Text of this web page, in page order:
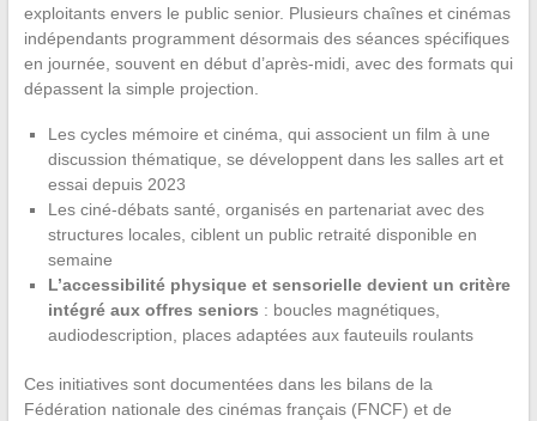
exploitants envers le public senior. Plusieurs chaînes et cinémas
indépendants programment désormais des séances spécifiques
en journée, souvent en début d’après-midi, avec des formats qui
dépassent la simple projection.
Les cycles mémoire et cinéma, qui associent un film à une
discussion thématique, se développent dans les salles art et
essai depuis 2023
Les ciné-débats santé, organisés en partenariat avec des
structures locales, ciblent un public retraité disponible en
semaine
L’accessibilité physique et sensorielle devient un critère
intégré aux offres seniors : boucles magnétiques,
audiodescription, places adaptées aux fauteuils roulants
Ces initiatives sont documentées dans les bilans de la
Fédération nationale des cinémas français (FNCF) et de